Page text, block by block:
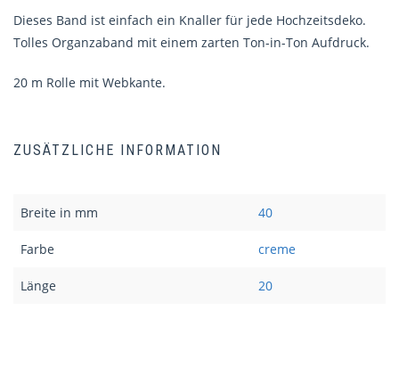
Dieses Band ist einfach ein Knaller für jede Hochzeitsdeko.
Tolles Organzaband mit einem zarten Ton-in-Ton Aufdruck.
20 m Rolle mit Webkante.
ZUSÄTZLICHE INFORMATION
Breite in mm 40
Farbe creme
Länge 20